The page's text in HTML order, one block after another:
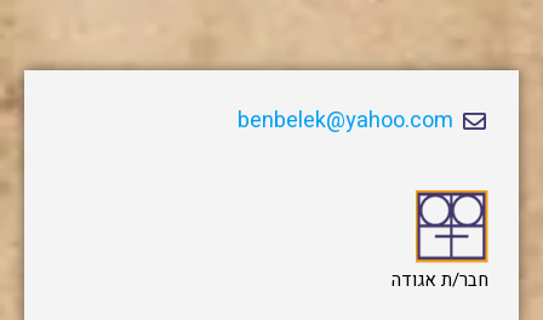
benbelek@yahoo.com
חבר/ת אגודה